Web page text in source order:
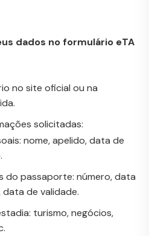
dados no formulário eTA
no site oficial ou na
solicitadas:
nome, apelido, data de
do passaporte: número, data
data de validade.
turismo, negócios,